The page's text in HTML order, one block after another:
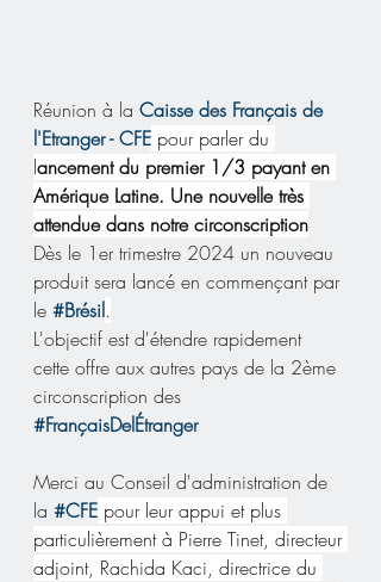
Réunion à la Caisse des Français de
l'Etranger - CFE pour parler du
lancement du premier 1/3 payant en
Amérique Latine. Une nouvelle très
attendue dans notre circonscription
Dès le 1er trimestre 2024 un nouveau
produit sera lancé en commençant par
le #Brésil.
L'objectif est d'étendre rapidement
cette offre aux autres pays de la 2ème
circonscription des
#FrançaisDelÉtranger
Merci au Conseil d'administration de
la #CFE pour leur appui et plus
particulièrement à Pierre Tinet, directeur
adjoint, Rachida Kaci, directrice du